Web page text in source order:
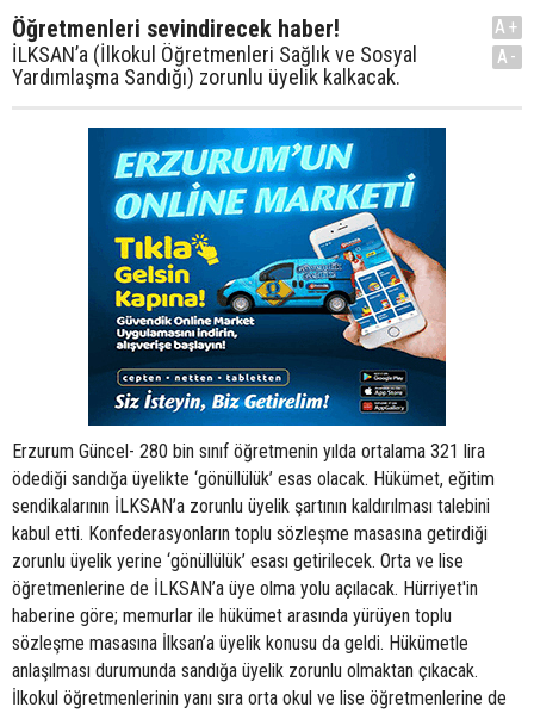
Öğretmenleri sevindirecek haber!
İLKSAN’a (İlkokul Öğretmenleri Sağlık ve Sosyal
Yardımlaşma Sandığı) zorunlu üyelik kalkacak.
A+
A-
Erzurum Güncel- 280 bin sınıf öğretmenin yılda ortalama 321 lira
ödediği sandığa üyelikte ‘gönüllülük’ esas olacak. Hükümet, eğitim
sendikalarının İLKSAN’a zorunlu üyelik şartının kaldırılması talebini
kabul etti. Konfederasyonların toplu sözleşme masasına getirdiği
zorunlu üyelik yerine ‘gönüllülük’ esası getirilecek. Orta ve lise
öğretmenlerine de İLKSAN’a üye olma yolu açılacak. Hürriyet'in
haberine göre; memurlar ile hükümet arasında yürüyen toplu
sözleşme masasına İlksan’a üyelik konusu da geldi. Hükümetle
anlaşılması durumunda sandığa üyelik zorunlu olmaktan çıkacak.
İlkokul öğretmenlerinin yanı sıra orta okul ve lise öğretmenlerine de